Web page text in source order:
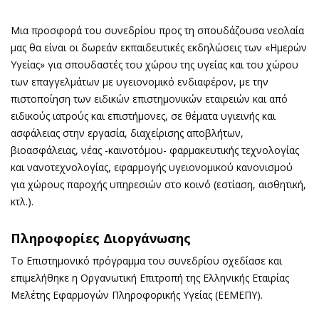
Μια πρoσφορά του συνεδρίου προς τη σπουδάζουσα νεολαία
μας θα είναι οι δωρεάν εκπαιδευτικές εκδηλώσεις των «Ημερών
Υγείας» για σπουδαστές του χώρου της υγείας και του χώρου
των επαγγελμάτων με υγειονομικό ενδιαφέρον, με την
πιστοποίηση των ειδικών επιστημονικών εταιρειών και από
ειδικούς ιατρούς και επιστήμονες, σε θέματα υγιεινής και
ασφάλειας στην εργασία, διαχείρισης αποβλήτων,
βιοασφάλειας, νέας -καινοτόμου- φαρμακευτικής τεχνολογίας
και νανοτεχνολογίας, εφαρμογής υγειονομικού κανονισμού
για χώρους παροχής υπηρεσιών στο κοινό (εστίαση, αισθητική,
κτλ.).
Πληροφορίες Διοργάνωσης
Το Επιστημονικό πρόγραμμα του συνεδρίου σχεδίασε και
επιμελήθηκε η Οργανωτική Επιτροπή της Ελληνικής Εταιρίας
Μελέτης Εφαρμογών Πληροφορικής Υγείας (ΕΕΜΕΠΥ).